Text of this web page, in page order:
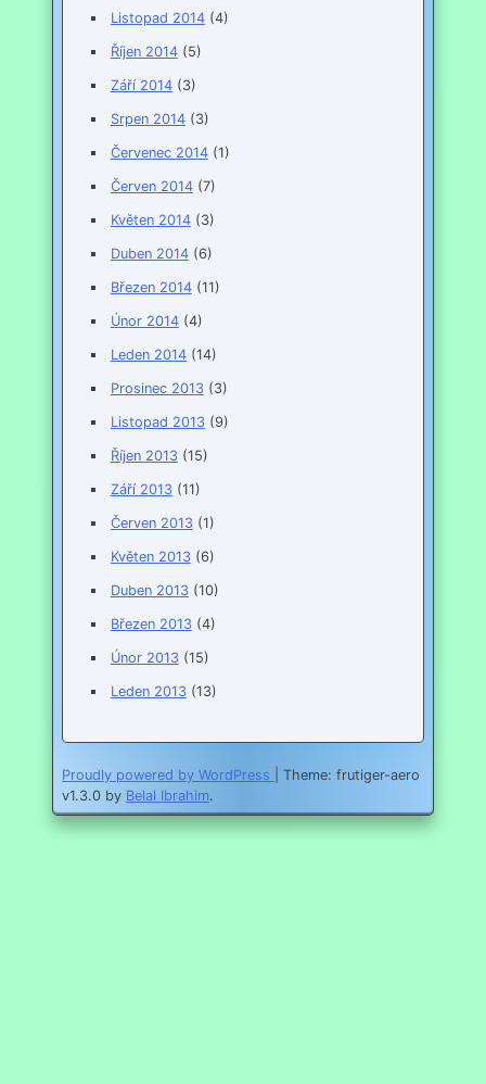
Listopad 2014(4)
Říjen 2014(5)
Září 2014(3)
Srpen 2014(3)
Červenec 2014(1)
Červen 2014(7)
Květen 2014(3)
Duben 2014(6)
Březen 2014(11)
Únor 2014(4)
Leden 2014(14)
Prosinec 2013(3)
Listopad 2013(9)
Říjen 2013(15)
Září 2013(11)
Červen 2013(1)
Květen 2013(6)
Duben 2013(10)
Březen 2013(4)
Únor 2013(15)
Leden 2013(13)
Proudly powered by WordPress
Theme: frutiger-aero
v1.3.0 by Belal Ibrahim.